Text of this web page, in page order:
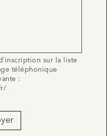
sur la liste
téléphonique
: